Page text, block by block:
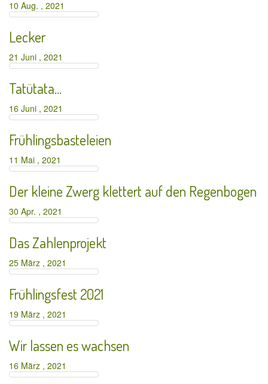
10 Aug. , 2021
Lecker
21 Juni , 2021
Tatütata…
16 Juni , 2021
Frühlingsbasteleien
11 Mai , 2021
Der kleine Zwerg klettert auf den Regenbogen
30 Apr. , 2021
Das Zahlenprojekt
25 März , 2021
Frühlingsfest 2021
19 März , 2021
Wir lassen es wachsen
16 März , 2021